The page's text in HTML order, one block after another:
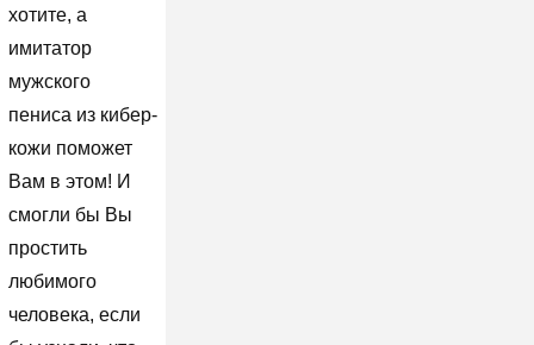
хотите, а
имитатор
мужского
пениса из кибер-
кожи поможет
Вам в этом! И
смогли бы Вы
простить
любимого
человека, если